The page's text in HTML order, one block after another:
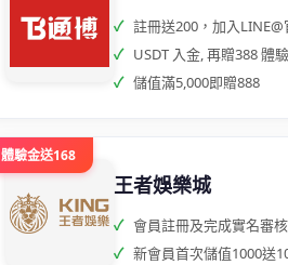
註冊送200，加入
USDT 入金, 再贈388 體
儲值滿5,000即贈888
體驗金送168
王者娛樂城
會員註冊及完成實名審
新會員首次儲值1000送